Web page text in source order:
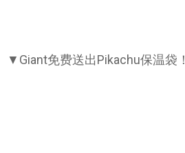
▼Giant免费送出Pikachu保温袋！